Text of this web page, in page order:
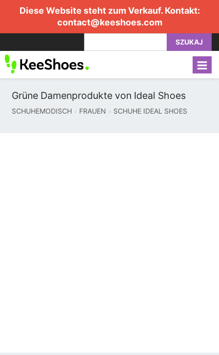
Diese Website steht zum Verkauf. Kontakt:
contact@keeshoes.com
SZUKAJ
Grüne Damenprodukte von Ideal Shoes
SCHUHEMODISCH FRAUEN SCHUHE IDEAL SHOES